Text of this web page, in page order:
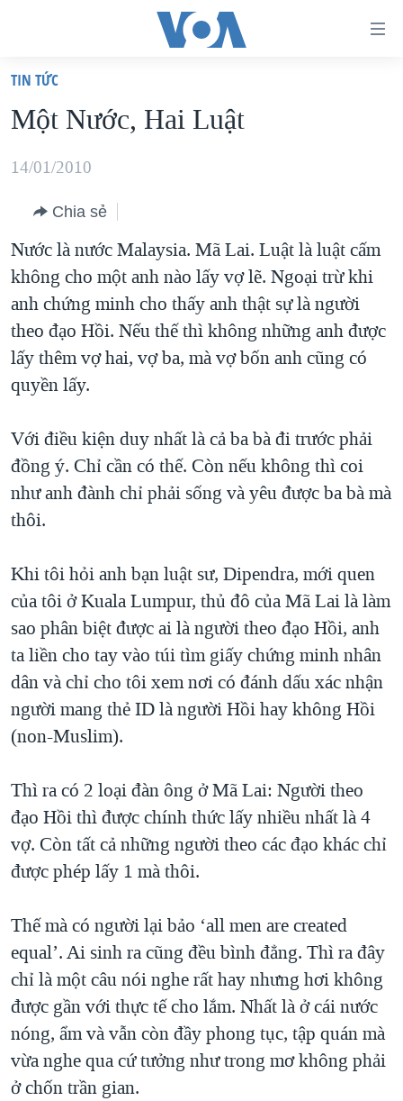
truy
cập
Tới
dung
chính
Tới
điều
hướng
chính
tới
"Tìm"
VIỆT NAM
HOA KỲ
BLOG
DIỄN ĐÀN
MỤC
TỰ DO BÁO CHÍ
VẠCH TRẦN TIN GIẢ
KINH TẾ
KHOA HỌC
VĂN HOÁ
GIÁO DỤC
CHUYÊN ĐỀ
CHIẾN TRANH THƯƠNG MẠI CỦA MỸ: QUÁ KHỨ VÀ HIỆN
HÀNH TRÌNH BẦU CỬ 2024
MỘT NĂM CHIẾN TRANH TẠI DẢI GAZA
GIẢI MÃ VÀNH ĐAI & CON ĐƯỜNG
TRỊNH VĨNH BÌNH - NGƯỜI HẠ 'BÊN THẮNG CUỘC'
GROUND ZERO – XƯA VÀ NAY
CHI PHÍ CHIẾN TRANH AFGHANISTAN
CÁC GIÁ TRỊ CỘNG HÒA Ở VIỆT NAM
THƯỢNG ĐỈNH TRUMP-KIM TẠI VIỆT NAM
TRỊNH VĨNH BÌNH VS. CHÍNH PHỦ VIỆT NAM
BÊN KIA QUỐC LỘ: TIẾNG VỌNG TỪ NÔNG THÔN MỸ
QUAN HỆ VIỆT MỸ
HỌC TIẾNG ANH
NGHE
MẠNG XÃ HỘI
Ngôn ngữ khác
TIN TỨC
Một Nước, Hai Luật
14/01/2010
Chia sẻ
Nước là nước Malaysia. Mã Lai. Luật là luật cấm
không cho một anh nào lấy vợ lẽ. Ngoại trừ khi
anh chứng minh cho thấy anh thật sự là người
theo đạo Hồi. Nếu thế thì không những anh được
lấy thêm vợ hai, vợ ba, mà vợ bốn anh cũng có
quyền lấy.
Với điều kiện duy nhất là cả ba bà đi trước phải
đồng ý. Chỉ cần có thế. Còn nếu không thì coi
như anh đành chỉ phải sống và yêu được ba bà mà
thôi.
Khi tôi hỏi anh bạn luật sư, Dipendra, mới quen
của tôi ở Kuala Lumpur, thủ đô của Mã Lai là làm
sao phân biệt được ai là người theo đạo Hồi, anh
ta liền cho tay vào túi tìm giấy chứng minh nhân
dân và chỉ cho tôi xem nơi có đánh dấu xác nhận
người mang thẻ ID là người Hồi hay không Hồi
(non-Muslim).
Thì ra có 2 loại đàn ông ở Mã Lai: Người theo
đạo Hồi thì được chính thức lấy nhiều nhất là 4
vợ. Còn tất cả những người theo các đạo khác chỉ
được phép lấy 1 mà thôi.
Thế mà có người lại bảo ‘all men are created
equal’. Ai sinh ra cũng đều bình đẳng. Thì ra đây
chỉ là một câu nói nghe rất hay nhưng hơi không
được gần với thực tế cho lắm. Nhất là ở cái nước
nóng, ẩm và vẫn còn đầy phong tục, tập quán mà
vừa nghe qua cứ tưởng như trong mơ không phải
ở chốn trần gian.